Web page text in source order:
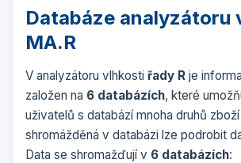
Databáze analyzátoru
MA.R
V analyzátoru vlhkosti řady R je
založen na 6 databázích, které
uživatelů s databází mnoha druhů
shromážděná v databázi lze podrobit
Data se shromažďují v 6 databázích: